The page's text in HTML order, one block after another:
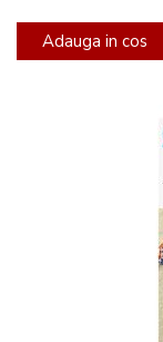
Adauga in cos